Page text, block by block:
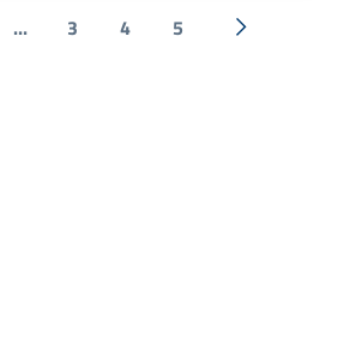
... 3 4 5 Successiva